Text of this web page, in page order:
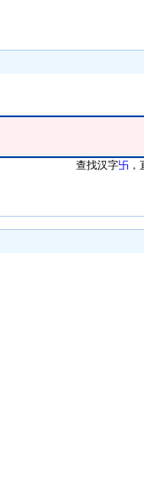
查找汉字卐